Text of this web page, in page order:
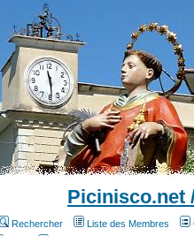
Picinisco.net
Rechercher Liste des Membres